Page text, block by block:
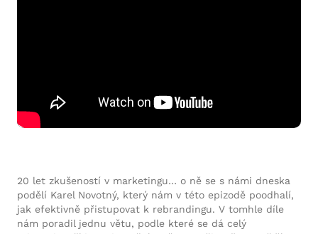
20 let zkušeností v marketingu… o ně se s námi dneska
podělí Karel Novotný, který nám v této epizodě poodhalí,
jak efektivně přistupovat k rebrandingu. V tomhle díle
nám poradil jednu větu, podle které se dá celý